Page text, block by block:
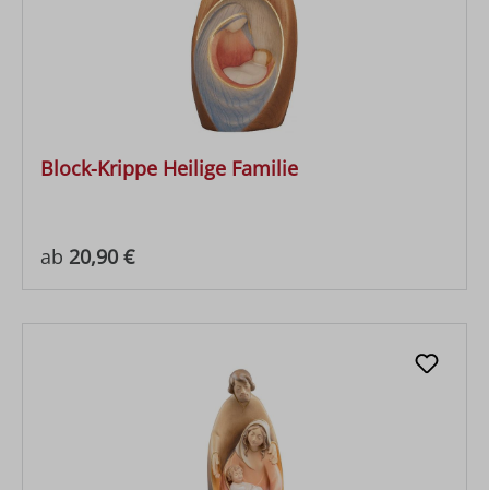
Block-Krippe Heilige Familie
Regulärer Preis:
ab 20,90 €